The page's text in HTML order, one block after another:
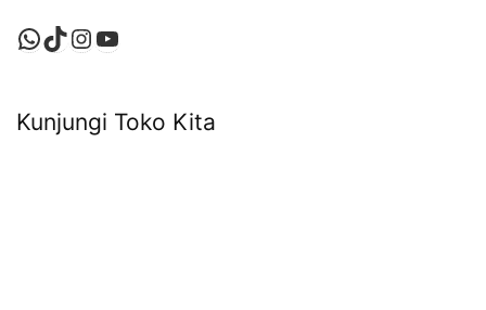
WhatsApp
TikTok
Instagram
YouTube
Kunjungi Toko Kita